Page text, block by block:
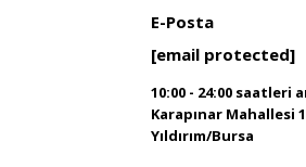
E-Posta
[email protected]
10:00 - 24:00 saatleri
Karapınar Mahallesi
Yıldırım/Bursa